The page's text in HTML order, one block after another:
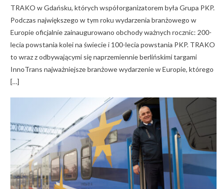
TRAKO w Gdańsku, których współorganizatorem była Grupa PKP.
Podczas największego w tym roku wydarzenia branżowego w
Europie oficjalnie zainaugurowano obchody ważnych rocznic: 200-
lecia powstania kolei na świecie i 100-lecia powstania PKP. TRAKO
to wraz z odbywającymi się naprzemiennie berlińskimi targami
InnoTrans najważniejsze branżowe wydarzenie w Europie, którego
[…]